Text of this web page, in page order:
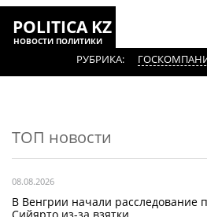
POLITICA KZ
НОВОСТИ ПОЛИТИКИ
РУБРИКА:
ТОП новости
08.08.2026
В Венгрии начали расследование